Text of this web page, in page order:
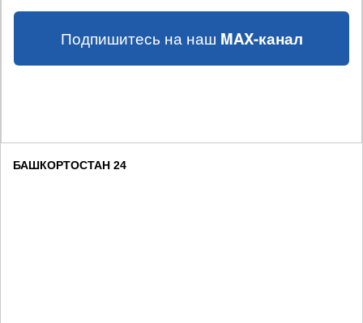
Подпишитесь на наш MAX-канал
БАШКОРТОСТАН 24